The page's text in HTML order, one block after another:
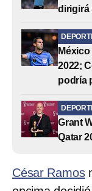
dirigirá
2022;
podría
Grant
Qatar
César Ramos